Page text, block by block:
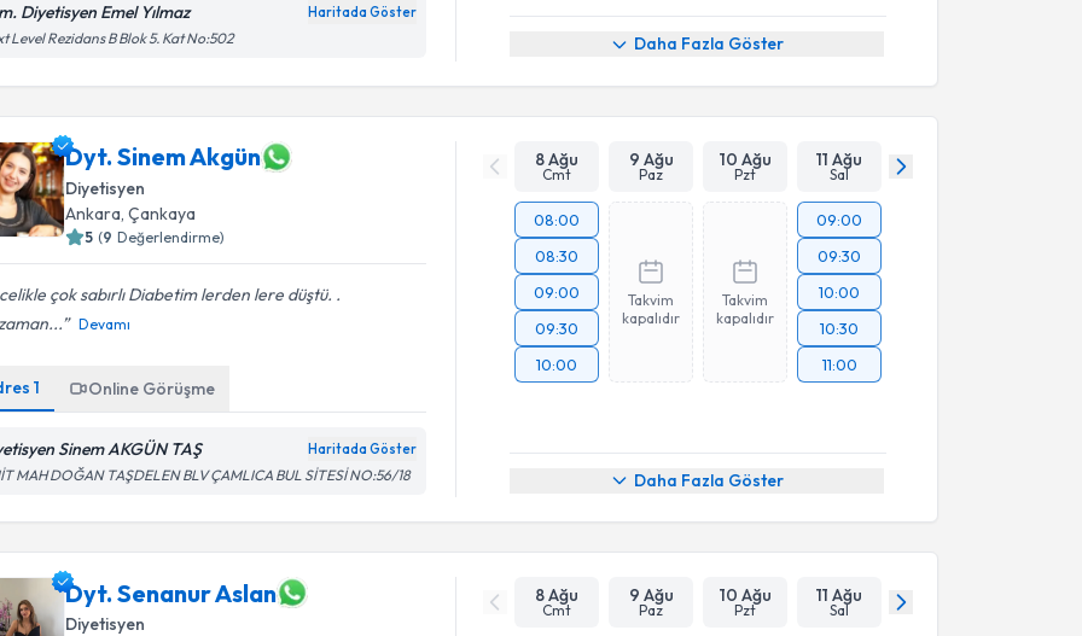
Diyetisyen Emel Yılmaz Haritada Göster
Level Rezidans B Blok 5. Kat No:502 Daha Fazla Göster
Dyt. Sinem Akgün
Diyetisyen
Ankara , Çankaya
5 (9 Değerlendirme)
çok sabırlı Diabetim lerden lere düştü. .
Devamı
1 Online Görüşme
Sinem AKGÜN TAŞ Haritada Göster
MAH DOĞAN TAŞDELEN BLV ÇAMLICA BUL SİTESİ NO:56/18
8 Ağu
Cmt
9 Ağu
Paz
10 Ağu
Pzt
11 Ağu
Sal
08:00
08:30
09:00
09:30
10:00
Takvim
kapalıdır
Takvim
kapalıdır
09:00
09:30
10:00
10:30
11:00
Daha Fazla Göster
Dyt. Senanur Aslan
Diyetisyen
8 Ağu
Cmt
9 Ağu
Paz
10 Ağu
Pzt
11 Ağu
Sal